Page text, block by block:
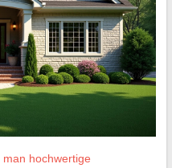
man hochwertige